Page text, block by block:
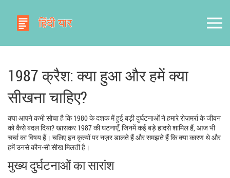
1987 क्रैश: क्या हुआ और हमें क्या
सीखना चाहिए?
क्या आपने कभी सोचा है कि 1980 के दशक में हुई बड़ी दुर्घटनाओं ने हमारे रोज़मर्रा के जीवन
को कैसे बदल दिया? खासकर 1987 की घटनाएँ, जिनमें कई बड़े हादसे शामिल हैं, आज भी
चर्चा का विषय हैं। चलिए इन कृत्यों पर नज़र डालते हैं और समझते हैं कि क्या कारण थे और
हमें उनसे कौन‑सी सीख मिलती है।
मुख्य दुर्घटनाओं का सारांश